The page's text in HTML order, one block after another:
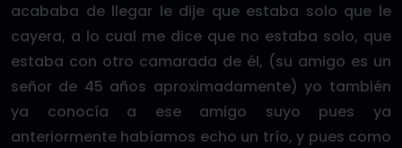
acababa de llegar le dije que estaba solo que le
cayera, a lo cual me dice que no estaba solo, que
estaba con otro camarada de él, (su amigo es un
señor de 45 años aproximadamente) yo también
ya conocía a ese amigo suyo pues ya
anteriormente habíamos echo un trío, y pues como